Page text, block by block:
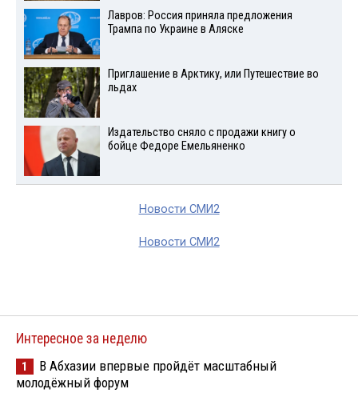
Лавров: Россия приняла предложения
Трампа по Украине в Аляске
Приглашение в Арктику, или Путешествие во
льдах
Издательство сняло с продажи книгу о
бойце Федоре Емельяненко
Новости СМИ2
Новости СМИ2
Интересное за неделю
1
В Абхазии впервые пройдёт масштабный
молодёжный форум